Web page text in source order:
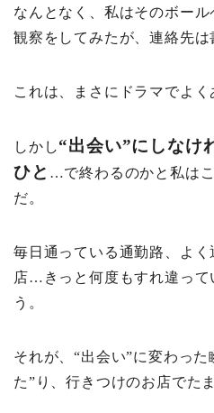
なんとなく、私はそのボール
観察をしてみたが、連絡先
これは、まさにドラマでよ
しかし“出会い”にしなけ
ひと …で終わるのかと私は
だ。
毎日通っている通勤路、よ
店…きっと何度もすれ違って
う。
それが、“出会い”に変わった
た”り、行きつけのお店でた